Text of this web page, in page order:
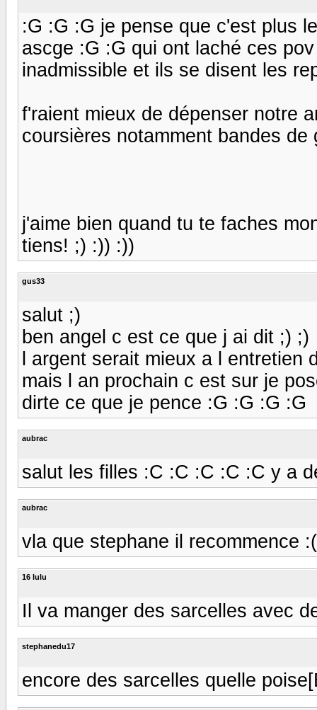
:G :G :G je pense que c'est plus
ascge :G :G qui ont laché ces
inadmissible et ils se disent les
f'raient mieux de dépenser notre
coursières notamment bandes de
j'aime bien quand tu te faches
tiens! ;) :)) :))
gus33
salut ;)
ben angel c est ce que j ai dit ;) ;)
l argent serait mieux a l entretien
mais l an prochain c est sur je
dirte ce que je pence :G :G :G :G
aubrac
salut les filles :C :C :C :C :C y a
aubrac
vla que stephane il recommence
16 lulu
Il va manger des sarcelles avec
stephanedu17
encore des sarcelles quelle